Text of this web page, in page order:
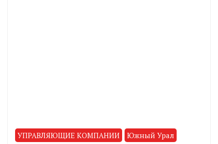
УПРАВЛЯЮЩИЕ КОМПАНИИ Южный Урал